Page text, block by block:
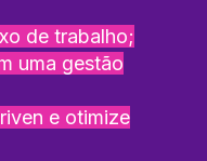
de trabalho;
uma gestão
e otimize